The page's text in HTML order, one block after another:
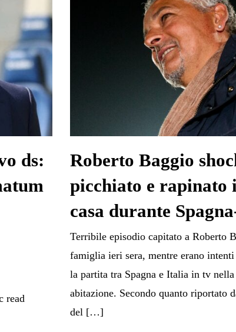
ds:
read
Roberto Baggio
picchiato e rapinato
casa durante
Terribile episodio capitato a Roberto
famiglia ieri sera, mentre erano intenti
la partita tra Spagna e Italia in tv
abitazione. Secondo quanto riportato
del […]